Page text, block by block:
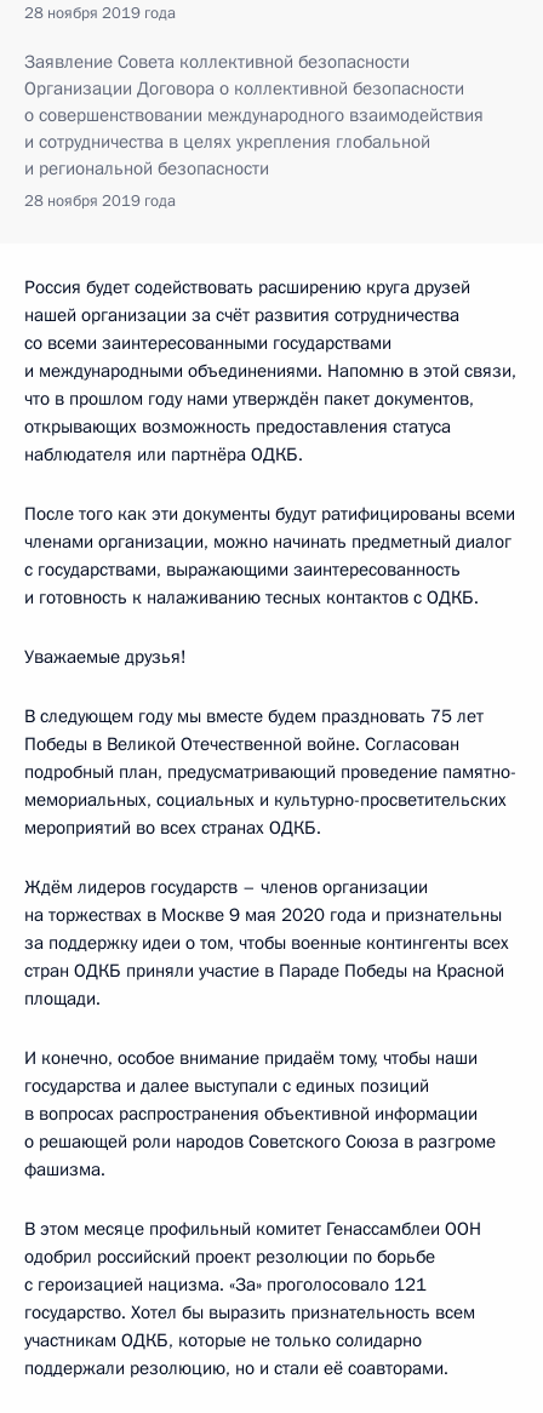
28 ноября 2019 года
Заявление Совета коллективной безопасности
Организации Договора о коллективной безопасности
о совершенствовании международного взаимодействия
и сотрудничества в целях укрепления глобальной
и региональной безопасности
28 ноября 2019 года
Россия будет содействовать расширению круга друзей
нашей организации за счёт развития сотрудничества
со всеми заинтересованными государствами
и международными объединениями. Напомню в этой связи,
что в прошлом году нами утверждён пакет документов,
открывающих возможность предоставления статуса
наблюдателя или партнёра ОДКБ.
После того как эти документы будут ратифицированы всеми
членами организации, можно начинать предметный диалог
с государствами, выражающими заинтересованность
и готовность к налаживанию тесных контактов с ОДКБ.
Уважаемые друзья!
В следующем году мы вместе будем праздновать 75 лет
Победы в Великой Отечественной войне. Согласован
подробный план, предусматривающий проведение памятно-
мемориальных, социальных и культурно-просветительских
мероприятий во всех странах ОДКБ.
Ждём лидеров государств – членов организации
на торжествах в Москве 9 мая 2020 года и признательны
за поддержку идеи о том, чтобы военные контингенты всех
стран ОДКБ приняли участие в Параде Победы на Красной
площади.
И конечно, особое внимание придаём тому, чтобы наши
государства и далее выступали с единых позиций
в вопросах распространения объективной информации
о решающей роли народов Советского Союза в разгроме
фашизма.
В этом месяце профильный комитет Генассамблеи ООН
одобрил российский проект резолюции по борьбе
с героизацией нацизма. «За» проголосовало 121
государство. Хотел бы выразить признательность всем
участникам ОДКБ, которые не только солидарно
поддержали резолюцию, но и стали её соавторами.